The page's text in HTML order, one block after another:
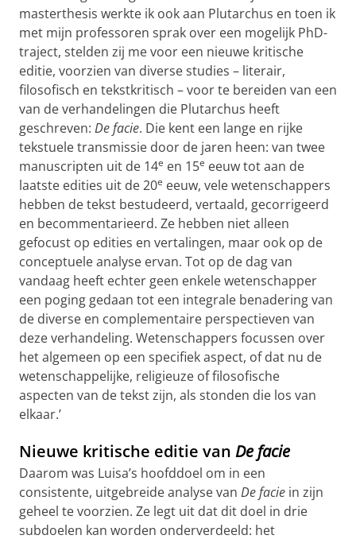
masterthesis werkte ik ook aan Plutarchus en toen ik
met mijn professoren sprak over een mogelijk PhD-
traject, stelden zij me voor een nieuwe kritische
editie, voorzien van diverse studies – literair,
filosofisch en tekstkritisch – voor te bereiden van een
van de verhandelingen die Plutarchus heeft
geschreven: De facie. Die kent een lange en rijke
tekstuele transmissie door de jaren heen: van twee
manuscripten uit de 14e en 15e eeuw tot aan de
laatste edities uit de 20e eeuw, vele wetenschappers
hebben de tekst bestudeerd, vertaald, gecorrigeerd
en becommentarieerd. Ze hebben niet alleen
gefocust op edities en vertalingen, maar ook op de
conceptuele analyse ervan. Tot op de dag van
vandaag heeft echter geen enkele wetenschapper
een poging gedaan tot een integrale benadering van
de diverse en complementaire perspectieven van
deze verhandeling. Wetenschappers focussen over
het algemeen op een specifiek aspect, of dat nu de
wetenschappelijke, religieuze of filosofische
aspecten van de tekst zijn, als stonden die los van
elkaar.’
Nieuwe kritische editie van De facie
Daarom was Luisa’s hoofddoel om in een
consistente, uitgebreide analyse van De facie in zijn
geheel te voorzien. Ze legt uit dat dit doel in drie
subdoelen kan worden onderverdeeld: het